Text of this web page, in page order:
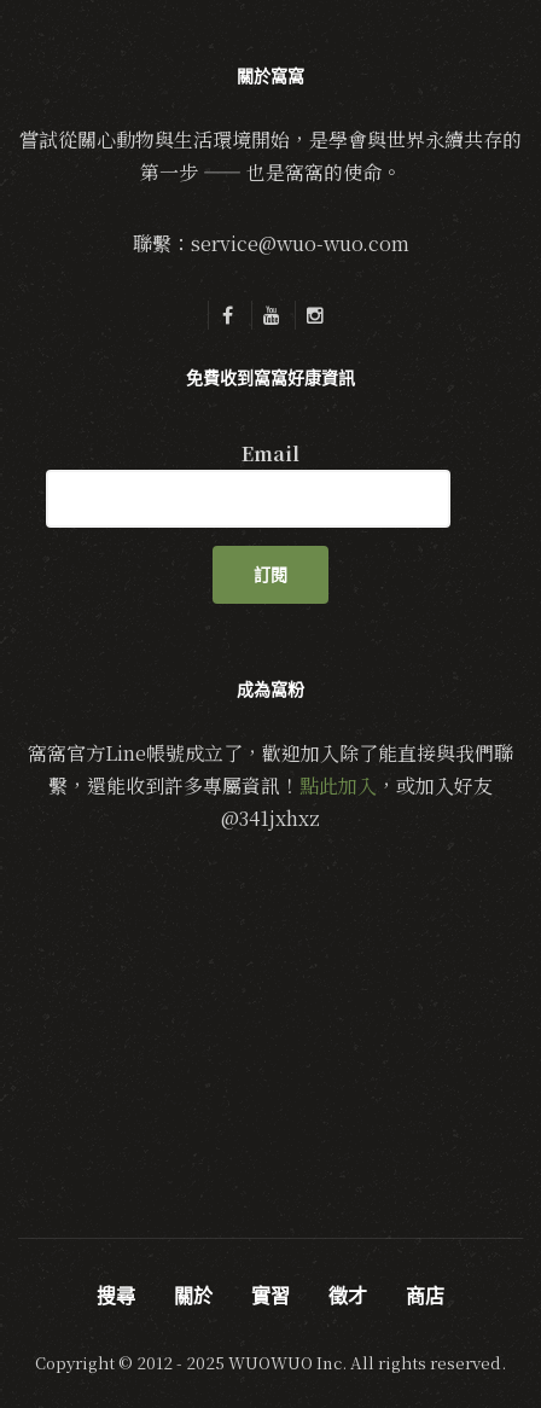
關於窩窩
嘗試從關心動物與生活環境開始，是學會與世界永續共存的
第一步 —— 也是窩窩的使命。
聯繫：service@wuo-wuo.com
免費收到窩窩好康資訊
Email
訂閱
成為窩粉
窩窩官方Line帳號成立了，歡迎加入除了能直接與我們聯
繫，還能收到許多專屬資訊！ 點此加入 ，或加入好友
@341jxhxz
搜尋 關於 實習 徵才 商店
Copyright © 2012 - 2025 WUOWUO Inc. All rights reserved.